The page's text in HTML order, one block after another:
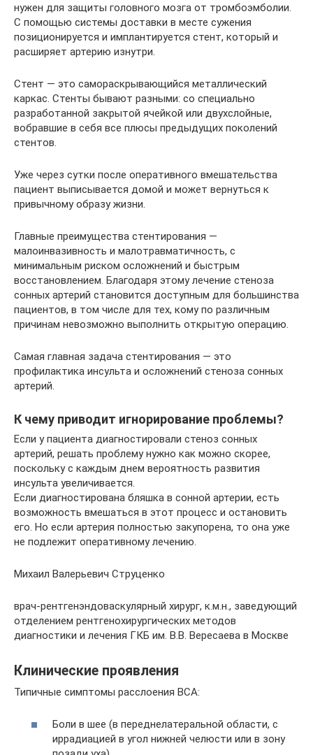
нужен для защиты головного мозга от тромбоэмболии.
С помощью системы доставки в месте сужения
позиционируется и имплантируется стент, который и
расширяет артерию изнутри.
Стент — это самораскрывающийся металлический
каркас. Стенты бывают разными: со специально
разработанной закрытой ячейкой или двухслойные,
вобравшие в себя все плюсы предыдущих поколений
стентов.
Уже через сутки после оперативного вмешательства
пациент выписывается домой и может вернуться к
привычному образу жизни.
Главные преимущества стентирования —
малоинвазивность и малотравматичность, с
минимальным риском осложнений и быстрым
восстановлением. Благодаря этому лечение стеноза
сонных артерий становится доступным для большинства
пациентов, в том числе для тех, кому по различным
причинам невозможно выполнить открытую операцию.
Самая главная задача стентирования — это
профилактика инсульта и осложнений стеноза сонных
артерий.
К чему приводит игнорирование проблемы?
Если у пациента диагностировали стеноз сонных
артерий, решать проблему нужно как можно скорее,
поскольку с каждым днем вероятность развития
инсульта увеличивается.
Если диагностирована бляшка в сонной артерии, есть
возможность вмешаться в этот процесс и остановить
его. Но если артерия полностью закупорена, то она уже
не подлежит оперативному лечению.
Михаил Валерьевич Струценко
врач-рентгенэндоваскулярный хирург, к.м.н., заведующий
отделением рентгенохирургических методов
диагностики и лечения ГКБ им. В.В. Вересаева в Москве
Клинические проявления
Типичные симптомы расслоения ВСА:
Боли в шее (в переднелатеральной области, с
иррадиацией в угол ниж­ней челюсти или в зону